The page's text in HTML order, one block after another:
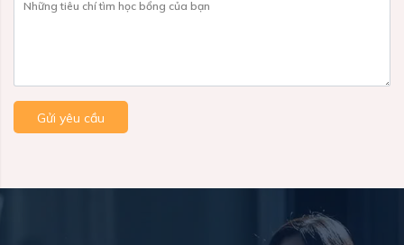
Những tiêu chí tìm học bổng của bạn
Gửi yêu cầu